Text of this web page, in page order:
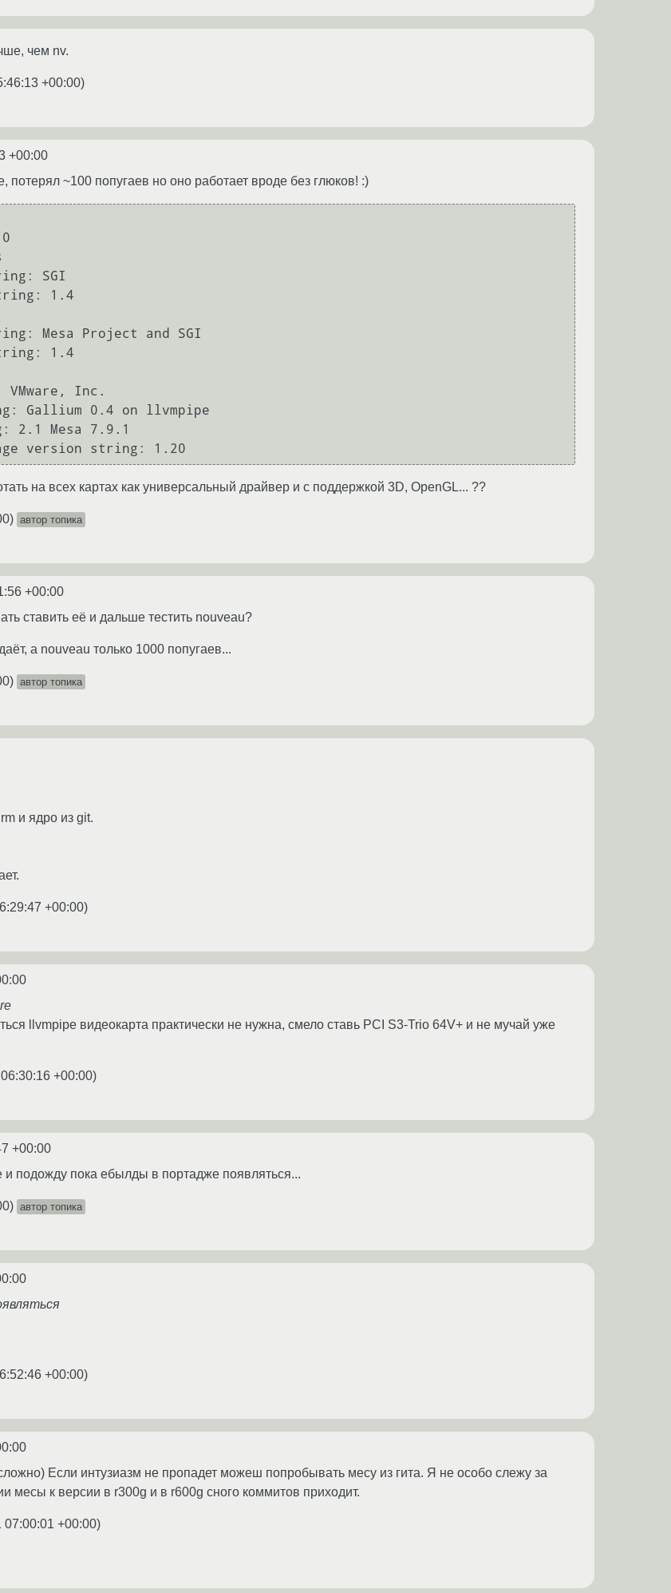
чем nv.
+00:00)
+00:00
~100 попугаев но оно работает вроде без глюков! :)
SGI
1.4
Mesa Project and SGI
1.4
VMware, Inc.
Gallium 0.4 on llvmpipe
2.1 Mesa 7.9.1
на всех картах как универсальный драйвер и с поддержкой 3D, OpenGL... ??
) автор топика
+00:00
ставить её и дальше тестить nouveau?
а nouveau только 1000 попугаев...
) автор топика
и ядро из git.
+00:00)
llvmpipe видеокарта практически не нужна, смело ставь PCI S3-Trio 64V+ и не мучай уже
+00:00)
+00:00
и подожду пока ебылды в портадже появляться...
) автор топика
+00:00)
Если интузиазм не пропадет можеш попробывать месу из гита. Я не особо слежу за
месы к версии в r300g и в r600g сного коммитов приходит.
07:00:01 +00:00)